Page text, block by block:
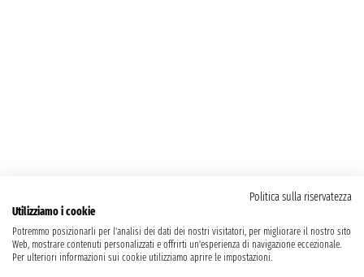
Politica sulla riservatezza
Utilizziamo i cookie
Potremmo posizionarli per l'analisi dei dati dei nostri visitatori, per migliorare il nostro sito
Web, mostrare contenuti personalizzati e offrirti un'esperienza di navigazione eccezionale.
Per ulteriori informazioni sui cookie utilizziamo aprire le impostazioni.